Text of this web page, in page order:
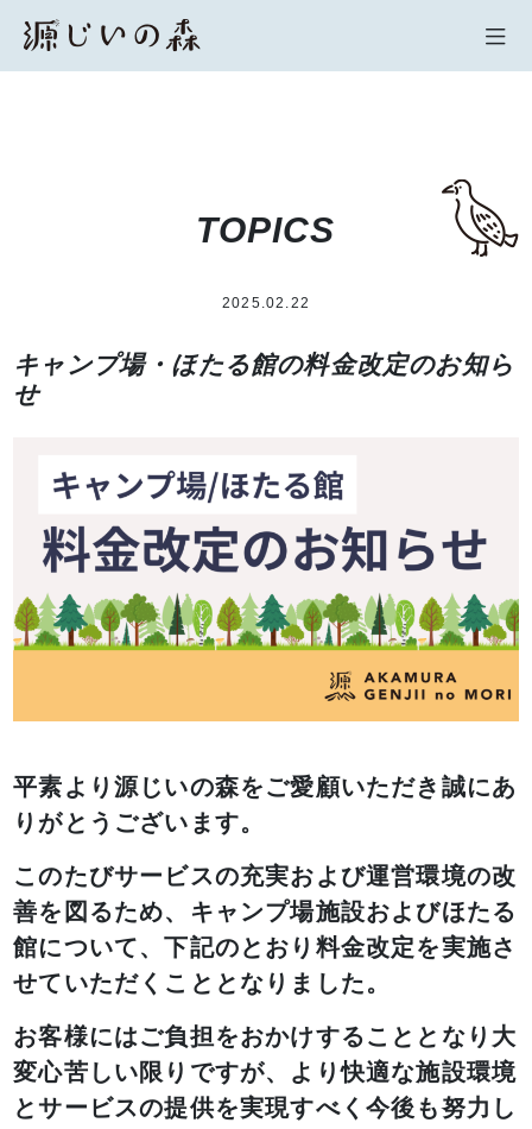
TOPICS
2025.02.22
キャンプ場・ほたる館の料金改定のお知ら
せ
平素より源じいの森をご愛顧いただき誠にあ
りがとうございます。
このたびサービスの充実および運営環境の改
善を図るため、キャンプ場施設およびほたる
館について、下記のとおり料金改定を実施さ
せていただくこととなりました。
お客様にはご負担をおかけすることとなり大
変心苦しい限りですが、より快適な施設環境
とサービスの提供を実現すべく今後も努力し